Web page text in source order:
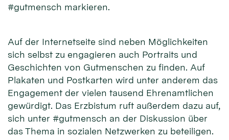
#gutmensch markieren.
Auf der Internetseite sind neben Möglichkeiten
sich selbst zu engagieren auch Portraits und
Geschichten von Gutmenschen zu finden. Auf
Plakaten und Postkarten wird unter anderem das
Engagement der vielen tausend Ehrenamtlichen
gewürdigt. Das Erzbistum ruft außerdem dazu auf,
sich unter #gutmensch an der Diskussion über
das Thema in sozialen Netzwerken zu beteiligen.